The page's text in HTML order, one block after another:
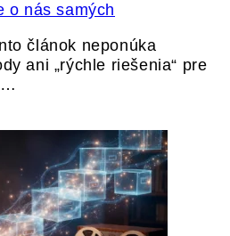
o nás samých
článok neponúka
ani „rýchle riešenia“ pre